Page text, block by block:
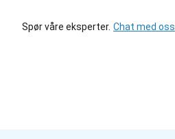
Spør våre eksperter. Chat med oss